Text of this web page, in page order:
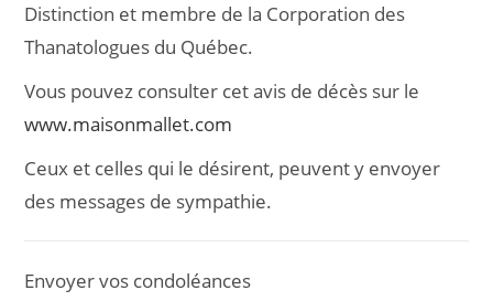
Distinction et membre de la Corporation des
Thanatologues du Québec.
Vous pouvez consulter cet avis de décès sur le
www.maisonmallet.com
Ceux et celles qui le désirent, peuvent y envoyer
des messages de sympathie.
Envoyer vos condoléances